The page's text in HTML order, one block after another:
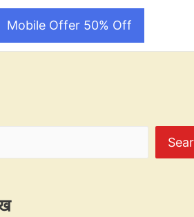
Mobile Offer 50% Off